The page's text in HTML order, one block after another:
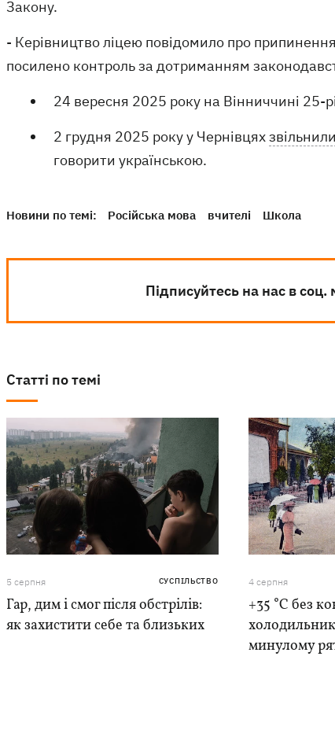
Закону.
- Керівництво ліцею повідомило про
посилено контроль за дотриманням
24 вересня 2025 року на Вінниччині 25-
2 грудня 2025 року у Чернівцяхзвільнили
говорити українською.
Новини по темі: Російська мова вчителі Школа
Підписуйтесь на нас в
Статті по темі
5 серпня СУСПІЛЬСТВО
Гар, дим і смог після обстрілів:
як захистити себе та близьких
4 серпня
+35 °C без
минулому